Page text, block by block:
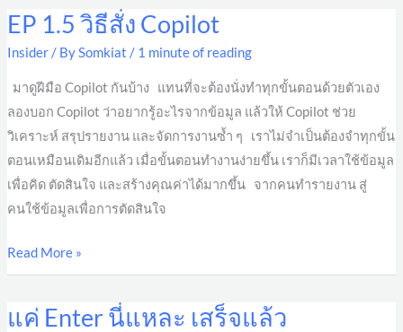
EP 1.5 วิธีสั่ง Copilot
Insider/ BySomkiat / 1 minute of reading
มาดูฝีมือ Copilot กันบ้าง แทนที่จะต้องนั่งทำทุกขั้นตอนด้วยตัวเอง
ลองบอก Copilot ว่าอยากรู้อะไรจากข้อมูล แล้วให้ Copilot ช่วย
วิเคราะห์ สรุปรายงาน และจัดการงานซ้ำ ๆ เราไม่จำเป็นต้องจำทุกขั้น
ตอนเหมือนเดิมอีกแล้ว เมื่อขั้นตอนทำงานง่ายขึ้น เราก็มีเวลาใช้ข้อมูล
เพื่อคิด ตัดสินใจ และสร้างคุณค่าได้มากขึ้น จากคนทำรายงาน สู่
คนใช้ข้อมูลเพื่อการตัดสินใจ
EP
1.5
สั่ง
Copilot
Read More »
แค่ Enter นี่แหละ เสร็จแล้ว
แค่